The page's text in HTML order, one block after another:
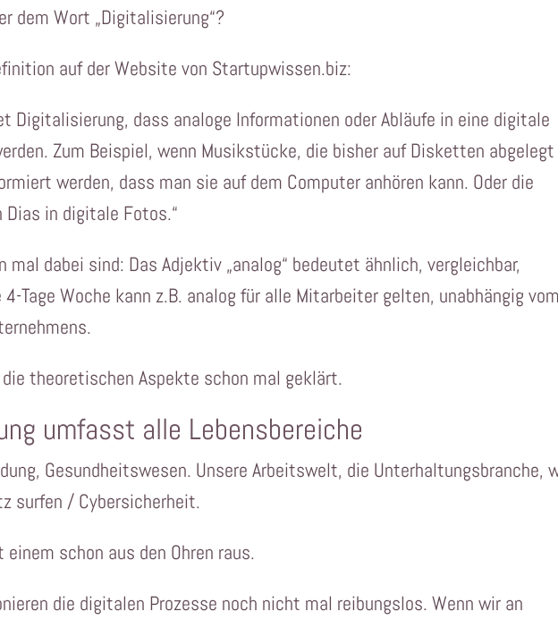
dem Wort „Digitalisierung“?
auf der Website von Startupwissen.biz:
Digitalisierung, dass analoge Informationen oder Abläufe in eine digitale
Zum Beispiel, wenn Musikstücke, die bisher auf Disketten abgelegt
werden, dass man sie auf dem Computer anhören kann. Oder die
Dias in digitale Fotos.“
mal dabei sind: Das Adjektiv „analog“ bedeutet ähnlich, vergleichbar,
4-Tage Woche kann z.B. analog für alle Mitarbeiter gelten, unabhängig
theoretischen Aspekte schon mal geklärt.
umfasst alle Lebensbereiche
Gesundheitswesen. Unsere Arbeitswelt, die Unterhaltungsbranche,
surfen / Cybersicherheit.
schon aus den Ohren raus.
die digitalen Prozesse noch nicht mal reibungslos. Wenn wir an